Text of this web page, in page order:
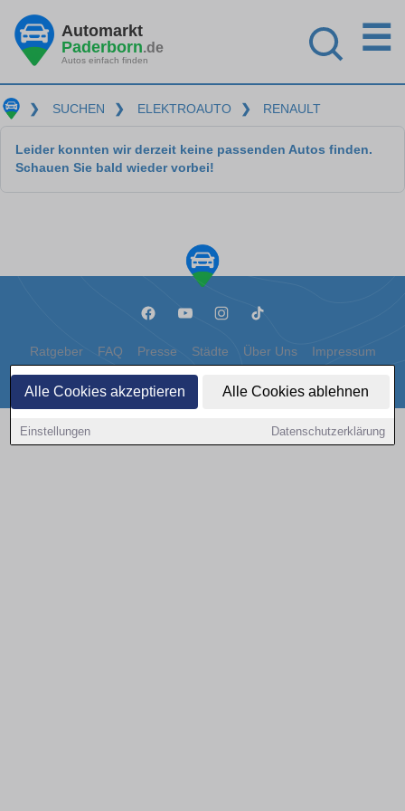
Alle Cookies akzeptieren Alle Cookies ablehnen
Einstellungen Datenschutzerklärung
Automarkt
Paderborn.de
Autos einfach finden
☰
❯ SUCHEN ❯ ELEKTROAUTO ❯ RENAULT
Leider konnten wir derzeit keine passenden Autos finden.
Schauen Sie bald wieder vorbei!
Ratgeber FAQ Presse Städte Über Uns Impressum
Datenschutz Cookies
Copyright © 2000 - 2026 | 1A Infosysteme GmbH | Content by: 1a-sites-autos